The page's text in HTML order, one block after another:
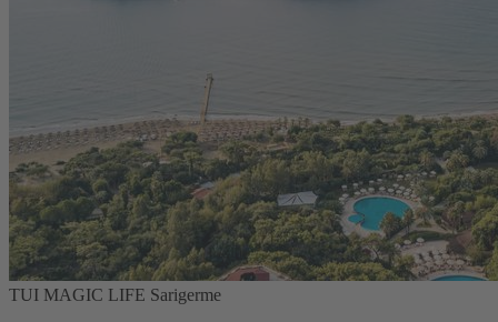
TUI MAGIC LIFE Sarigerme